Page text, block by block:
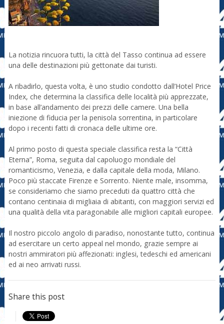
La notizia rincuora tutti, la città del Tasso continua ad essere
una delle destinazioni più gettonate dai turisti.
A ribadirlo, questa volta, è uno studio condotto dall’Hotel Price
Index, che determina la classifica delle località più apprezzate,
in base all’andamento dei prezzi delle camere. Una bella
iniezione di fiducia per la penisola sorrentina, in particolare
dopo i recenti fatti di cronaca delle ultime ore.
Al primo posto di questa speciale classifica resta la “Città
Eterna”, Roma, seguita dal capoluogo mondiale del
romanticismo, Venezia, e dalla capitale della moda, Milano.
Poco più staccate Firenze e Sorrento. Niente male, insomma,
se consideriamo che siamo preceduti da quattro città che
contano centinaia di migliaia di abitanti, con maggiori servizi ed
una qualità della vita paragonabile alle migliori capitali europee.
Il nostro piccolo angolo di paradiso, nonostante tutto, continua
ad esercitare un certo appeal nel mondo, grazie sempre ai
nostri ammiratori più affezionati: inglesi, tedeschi ed americani
ed ai neo arrivati russi.
Share this post